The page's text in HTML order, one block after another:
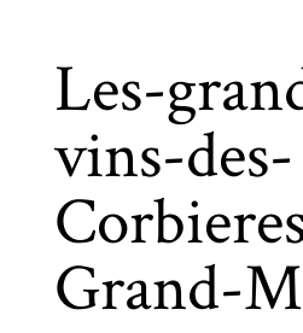
Les-
vins-des-
Grand-